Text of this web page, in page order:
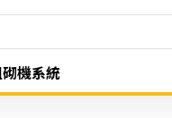
機系統